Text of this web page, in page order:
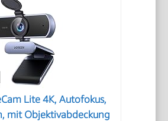
Lite 4K, Autofokus,
mit Objektivabdeckung